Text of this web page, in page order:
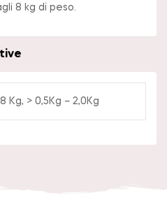
8 kg di peso.
Kg, > 0,5Kg – 2,0Kg